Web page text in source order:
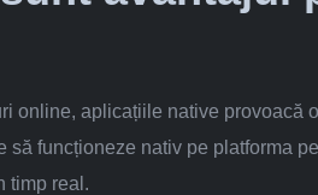
online, aplicațiile native provoacă
funcționeze nativ pe platforma
timp real.